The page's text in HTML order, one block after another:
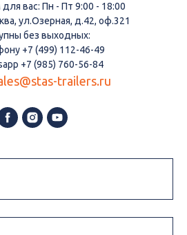
вас: Пн - Пт 9:00 - 18:00
ул.Озерная, д.42, оф.321
без выходных:
+7 (499) 112-46-49
+7 (985) 760-56-84
trailers.ru